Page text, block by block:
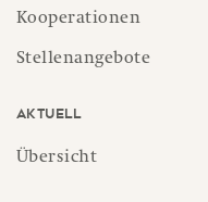
Kooperationen
Stellenangebote
Aktuell
Übersicht